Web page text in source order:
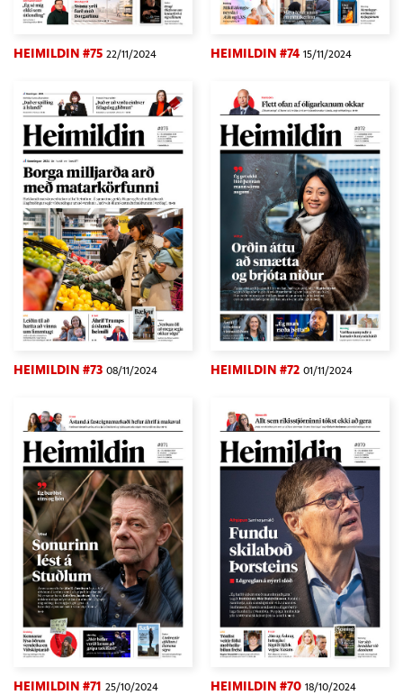
HEIMILDIN #75 22/11/2024 HEIMILDIN #74 15/11/2024
HEIMILDIN #73 08/11/2024 HEIMILDIN #72 01/11/2024
HEIMILDIN #71 25/10/2024 HEIMILDIN #70 18/10/2024